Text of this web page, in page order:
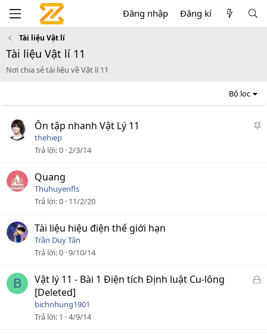
Đăng nhập Đăng kí
Tài liệu Vật lí
Tài liệu Vật lí 11
Nơi chia sẻ tài liệu về Vật lí 11
Bộ lọc
D
Ôn tập nhanh Vật Lý 11
thehiep
Trả lời 0 2/3/14
Quang
Thuhuyenfls
Trả lời 0 11/2/20
Tài liệu hiệu điện thế giới hạn
Trần Duy Tân
Trả lời 0 9/10/14
B
Đ
Vật lý 11 - Bài 1 Điện tích Định luật Cu-lông
[Deleted]
bichnhung1901
Trả lời 1 4/9/14